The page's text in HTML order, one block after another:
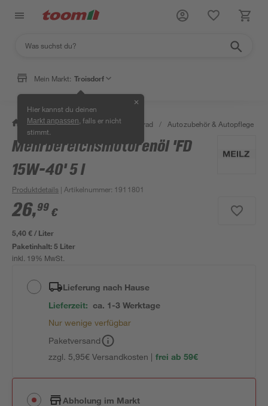
Mein Markt: Troisdorf
Hier kannst du deinen
Markt anpassen , falls er nicht
stimmt.
✕
/ Garten & Freizeit / Auto & Fahrrad / Autozubehör & Autopflege
Mehrbereichsmotorenöl 'FD
15W-40' 5 l
Produktdetails | Artikelnummer: 1911801
26,99 €
5,40 € / Liter
Paketinhalt:5 Liter
inkl. 19% MwSt.
Lieferung nach Hause
Lieferzeit: ca. 1-3 Werktage
Nur wenige verfügbar
Paketversand
zzgl. 5,95€ Versandkosten | frei ab 59€
Abholung im Markt